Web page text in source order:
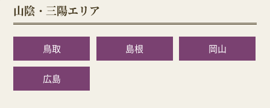
山陰・三陽エリア
鳥取 島根 岡山
広島